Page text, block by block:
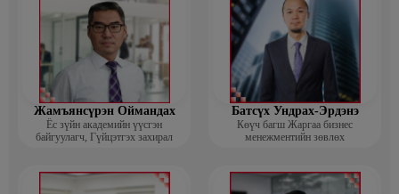
Жамъянсүрэн Оймандах
Ёс зүйн академийн үүсгэн
байгуулагч, Гүйцэтгэх захирал
Батсүх Ундрах-Эрдэнэ
Көүч багш Жаргаа бизнес
менежментийн зөвлөх